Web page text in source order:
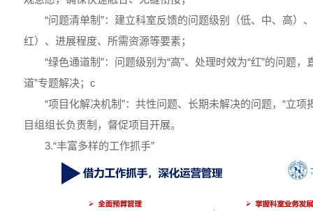
“问题清单制”：建立科室反馈的问题级别（低、中、高）
红）、进展程度、所需资源等要素；
“绿色通道制”：问题级别为“高”、处理时效为“红”的问题
道”专题解决；c
“项目化解决机制”：共性问题、长期未解决的问题，“立项
目组组长负责制，督促项目开展。
3.“丰富多样的工作抓手”